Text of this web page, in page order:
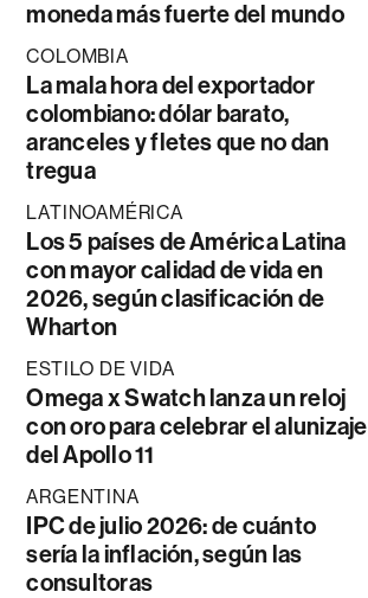
moneda más fuerte del mundo
COLOMBIA
La mala hora del exportador
colombiano: dólar barato,
aranceles y fletes que no dan
tregua
LATINOAMÉRICA
Los 5 países de América Latina
con mayor calidad de vida en
2026, según clasificación de
Wharton
ESTILO DE VIDA
Omega x Swatch lanza un reloj
con oro para celebrar el alunizaje
del Apollo 11
ARGENTINA
IPC de julio 2026: de cuánto
sería la inflación, según las
consultoras